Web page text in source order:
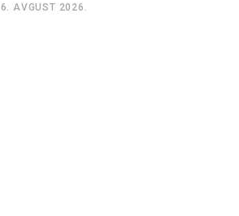
6. AVGUST 2026.